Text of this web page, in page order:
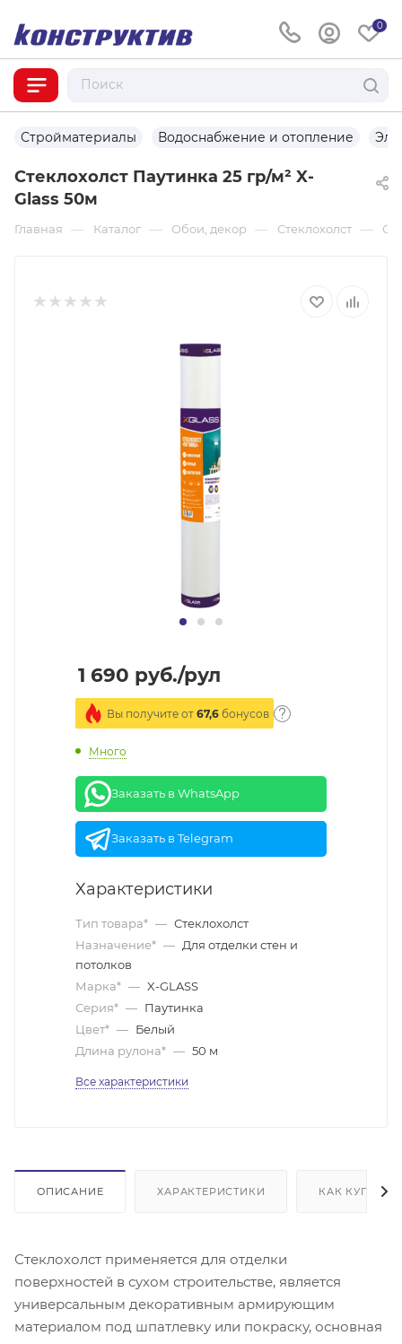
0
Стройматериалы Водоснабжение и отопление
Стеклохолст Паутинка 25 гр/м² X-
Glass 50м
Главная — Каталог — Обои, декор — Стеклохолст —
1 690 руб./рул
Вы получите от 67,6 бонусов
Много
Заказать в WhatsApp
Заказать в Telegram
Характеристики
Тип товара* — Стеклохолст
Назначение* — Для отделки стен и
потолков
Марка* — X-GLASS
Серия* — Паутинка
Цвет* — Белый
Длина рулона* — 50 м
Все характеристики
ОПИСАНИЕ ХАРАКТЕРИСТИКИ КАК КУПИТЬ
Стеклохолст применяется для отделки
поверхностей в сухом строительстве, является
универсальным декоративным армирующим
материалом под шпатлевку или покраску, основная